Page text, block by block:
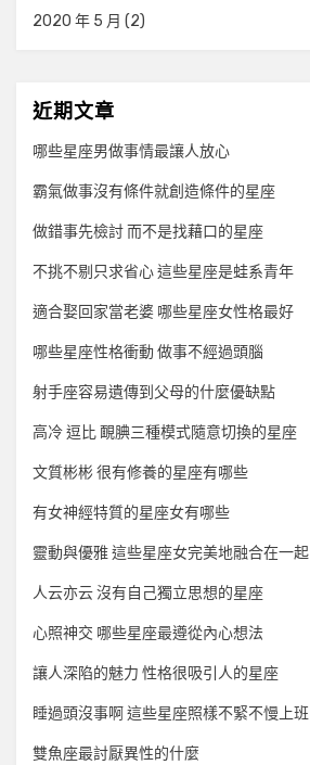
2020 年 5 月 (2)
近期文章
哪些星座男做事情最讓人放心
霸氣做事沒有條件就創造條件的星座
做錯事先檢討 而不是找藉口的星座
不挑不剔只求省心 這些星座是蛙系青年
適合娶回家當老婆 哪些星座女性格最好
哪些星座性格衝動 做事不經過頭腦
射手座容易遺傳到父母的什麼優缺點
高冷 逗比 靦腆三種模式隨意切換的星座
文質彬彬 很有修養的星座有哪些
有女神經特質的星座女有哪些
靈動與優雅 這些星座女完美地融合在一起
人云亦云 沒有自己獨立思想的星座
心照神交 哪些星座最遵從內心想法
讓人深陷的魅力 性格很吸引人的星座
睡過頭沒事啊 這些星座照樣不緊不慢上班
雙魚座最討厭異性的什麼